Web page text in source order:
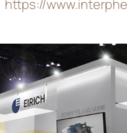
https://